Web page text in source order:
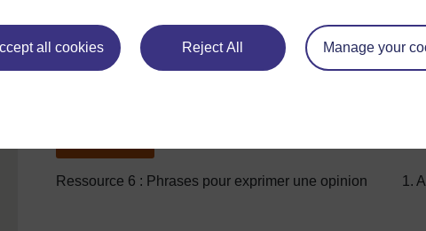
all cookies Reject All Manage your
Les trois activités de cette section sont toutes des
devenir des lecteurs ou écrivains à l'esprit critique
Ressource 6 : Phrases pour exprimer une opinion 1.